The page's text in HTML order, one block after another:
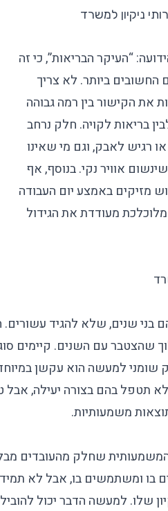
ניקיון למשרד
“העיקר הבריאות”, כי זה
ביותר. לא צריך
את הקישור בין רמה גבוהה
בריאות לקויה. חלק נרחב
רגיש לאבק, וגם מי שאינו
אוויר נקי. בנוסף, אף
מזיקים באמצע יום העבודה
מעודדת את הגידול
שנים, שלא להגיד עשורים.
שהצטבר עם השנים. קיימים
שומני למעשה הוא עקשן
תטפל בהם בצורה יעילה, אבל
משמעותיות.
המשמעותית שחלק מהעובדים
בו ומשתמשים בו, אבל לא
שלו. למעשה הדבר יכול